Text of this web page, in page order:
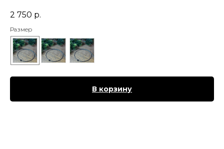
2 750 р.
Размер
В корзину